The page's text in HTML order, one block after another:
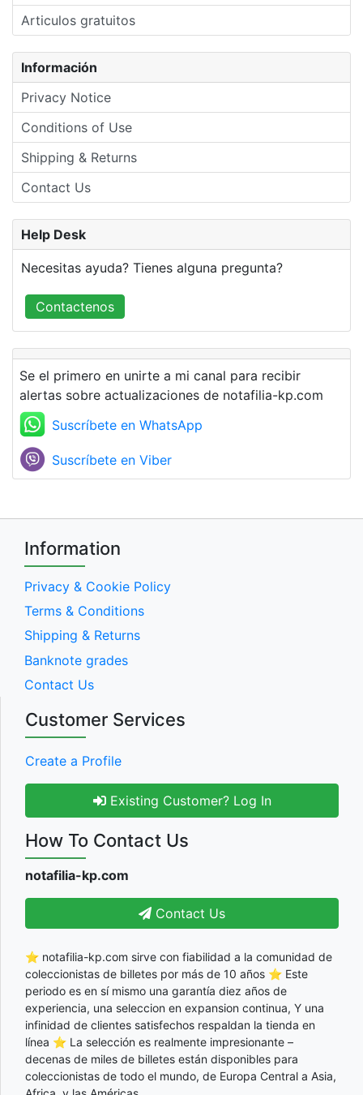
Articulos gratuitos
Información
Privacy Notice
Conditions of Use
Shipping & Returns
Contact Us
Help Desk
Necesitas ayuda? Tienes alguna pregunta?
Contactenos
Se el primero en unirte a mi canal para recibir
alertas sobre actualizaciones de notafilia-kp.com
Suscríbete en WhatsApp
Suscríbete en Viber
Information
Privacy & Cookie Policy
Terms & Conditions
Shipping & Returns
Banknote grades
Contact Us
Customer Services
Create a Profile
Existing Customer? Log In
How To Contact Us
notafilia-kp.com
Contact Us
⭐ notafilia-kp.com sirve con fiabilidad a la comunidad de
coleccionistas de billetes por más de 10 años ⭐ Este
periodo es en sí mismo una garantía diez años de
experiencia, una seleccion en expansion continua, Y una
infinidad de clientes satisfechos respaldan la tienda en
línea ⭐ La selección es realmente impresionante –
decenas de miles de billetes están disponibles para
coleccionistas de todo el mundo, de Europa Central a Asia,